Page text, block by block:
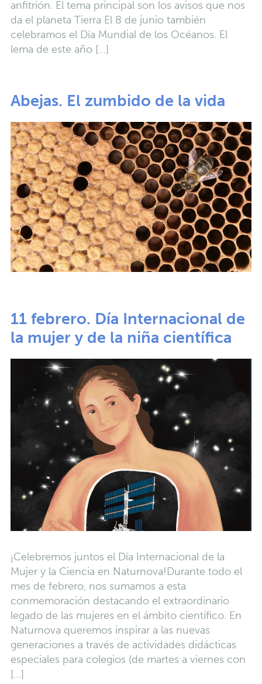
anfitrión. El tema principal son los avisos que nos
da el planeta Tierra El 8 de junio también
celebramos el Día Mundial de los Océanos. El
lema de este año […]
Abejas. El zumbido de la vida
11 febrero. Día Internacional de
la mujer y de la niña científica
¡Celebremos juntos el Día Internacional de la
Mujer y la Ciencia en Naturnova!Durante todo el
mes de febrero, nos sumamos a esta
conmemoración destacando el extraordinario
legado de las mujeres en el ámbito científico. En
Naturnova queremos inspirar a las nuevas
generaciones a través de actividades didácticas
especiales para colegios (de martes a viernes con
[…]